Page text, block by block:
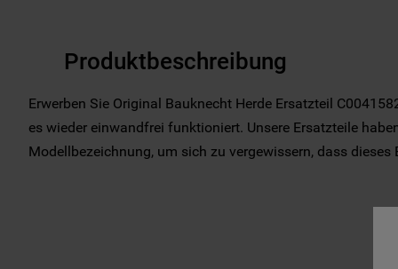
Produktbeschreibung
Erwerben Sie Original Bauknecht Herde Ersatzteil
es wieder einwandfrei funktioniert. Unsere Ersatzteile
Modellbezeichnung, um sich zu vergewissern, dass